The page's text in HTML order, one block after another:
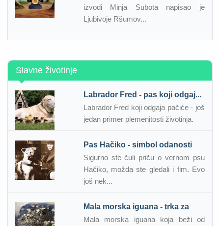
izvodi Minja Subota napisao je
Ljubivoje Ršumov...
Slavne životinje
Labrador Fred - pas koji odgaj...
Labrador Fred koji odgaja pačiće - još
jedan primer plemenitosti životinja.
Pas Hačiko - simbol odanosti
Sigurno ste čuli priču o vernom psu
Hačiko, možda ste gledali i fim. Evo
još nek...
Mala morska iguana - trka za
Mala morska iguana koja beži od